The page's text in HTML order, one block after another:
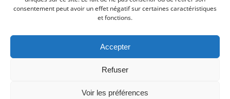
consentement peut avoir un effet négatif sur certaines caractéristiques
et fonctions.
Accepter
Refuser
Voir les préférences
Intramuros
Suivez-nous sur Facebook
Site